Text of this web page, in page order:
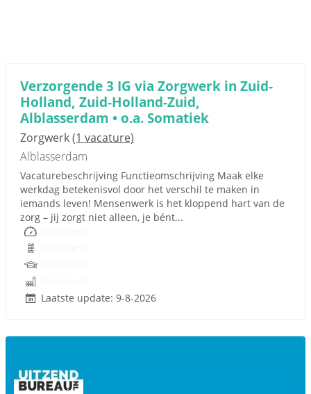
Verzorgende 3 IG via Zorgwerk in Zuid-
Holland, Zuid-Holland-Zuid,
Alblasserdam • o.a. Somatiek
Zorgwerk(1 vacature)
Alblasserdam
Vacaturebeschrijving Functieomschrijving Maak elke
werkdag betekenisvol door het verschil te maken in
iemands leven! Mensenwerk is het kloppend hart van de
zorg – jij zorgt niet alleen, je bént...
Laatste update: 9-8-2026